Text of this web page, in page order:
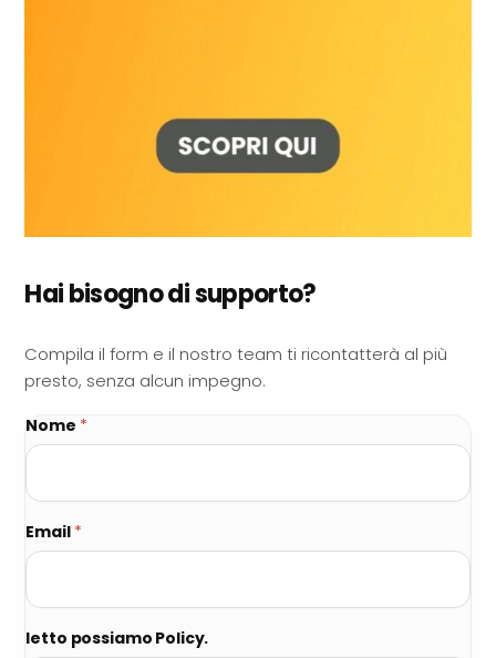
Hai bisogno di supporto?
Compila il form e il nostro team ti ricontatterà al più
presto, senza alcun impegno.
Nome *
Email *
letto possiamo Policy.